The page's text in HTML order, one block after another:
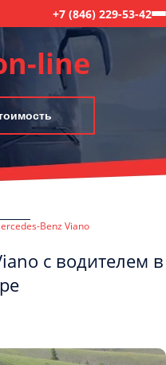
+7 (846) 229-53-42
line
Benz Viano
с водителем в
на